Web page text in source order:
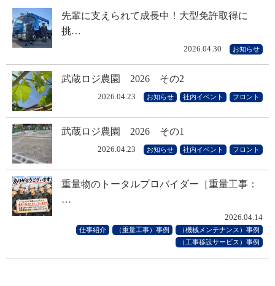
先輩に支えられて成長中！大型免許取得に
挑…
2026.04.30 お知らせ
武蔵ロジ農園 2026 その2
2026.04.23 お知らせ 社内イベント フロント
武蔵ロジ農園 2026 その1
2026.04.23 お知らせ 社内イベント フロント
重量物のトータルプロバイダー［重量工事：
…
2026.04.14
仕事紹介 （重量工事）事例
（機械メンテナンス）事例
（工事移設サービス）事例